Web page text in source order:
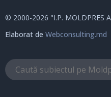
© 2000-2026 "I.P. MOLDPRES
Elaborat de Webconsulting.md